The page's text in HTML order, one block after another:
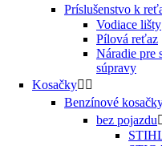
Príslušenstvo k
Vodiace lišty
Pílová reťaz
Náradie pre
súpravy
Kosačky 
Benzínové
bez pojazdu